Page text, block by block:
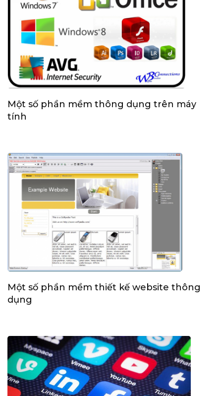
Một số phần mềm thông dụng trên máy
tính
Một số phần mềm thiết kế website thông
dụng